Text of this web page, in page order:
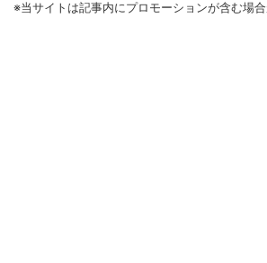
※当サイトは記事内にプロモーションが含む場合